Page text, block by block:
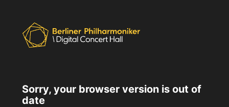
Sorry, your browser version is out of
date